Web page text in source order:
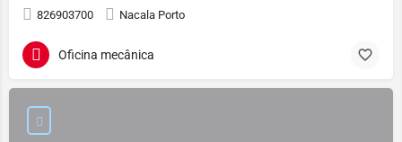
826903700 Nacala Porto
Oficina mecânica